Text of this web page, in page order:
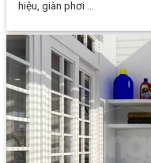
hiệu, giàn phơi ...